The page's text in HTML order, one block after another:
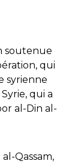
soutenue
qui
syrienne
qui a
al-Din al-
Qassam,